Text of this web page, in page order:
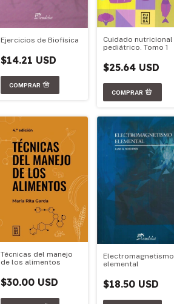
Ejercicios de Biofísica
$14.21 USD
Cuidado nutricional
pediátrico. Tomo 1
$25.64 USD
Técnicas del manejo
de los alimentos
$30.00 USD
Electromagnetismo
elemental
$18.50 USD